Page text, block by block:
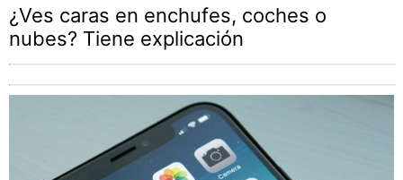
¿Ves caras en enchufes, coches o
nubes? Tiene explicación